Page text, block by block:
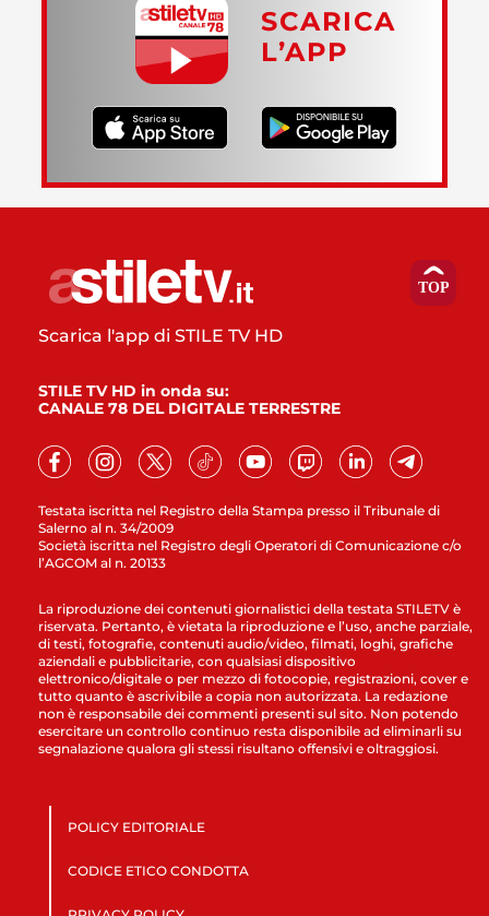
SCARICA
L’APP
Testata iscritta nel Registro della Stampa presso il Tribunale di
Salerno al n. 34/2009
Società iscritta nel Registro degli Operatori di Comunicazione c/o
l’AGCOM al n. 20133
Scarica l'app di STILE TV HD
STILE TV HD in onda su:
CANALE 78 DEL DIGITALE TERRESTRE
La riproduzione dei contenuti giornalistici della testata STILETV è
riservata. Pertanto, è vietata la riproduzione e l’uso, anche parziale,
di testi, fotografie, contenuti audio/video, filmati, loghi, grafiche
aziendali e pubblicitarie, con qualsiasi dispositivo
elettronico/digitale o per mezzo di fotocopie, registrazioni, cover e
tutto quanto è ascrivibile a copia non autorizzata. La redazione
non è responsabile dei commenti presenti sul sito. Non potendo
esercitare un controllo continuo resta disponibile ad eliminarli su
segnalazione qualora gli stessi risultano offensivi e oltraggiosi.
POLICY EDITORIALE
CODICE ETICO CONDOTTA